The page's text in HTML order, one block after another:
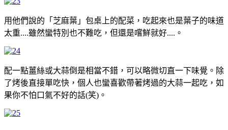
用他們說的「芝麻葉」包桌上的配菜，吃起來也是葉子的味道
太重....雖然蠻特別也不難吃，但還是嚐鮮就好....。
配一點薑絲或大蒜倒是相當不錯，可以略微切直一下味覺。 除
了烤後直接單吃快，個人也蠻喜歡帶著烤過的大蒜一起吃，如
果你不怕口氣不好的話(笑)。